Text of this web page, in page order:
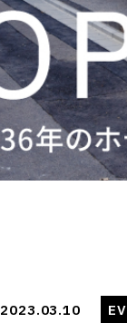
2023.03.10